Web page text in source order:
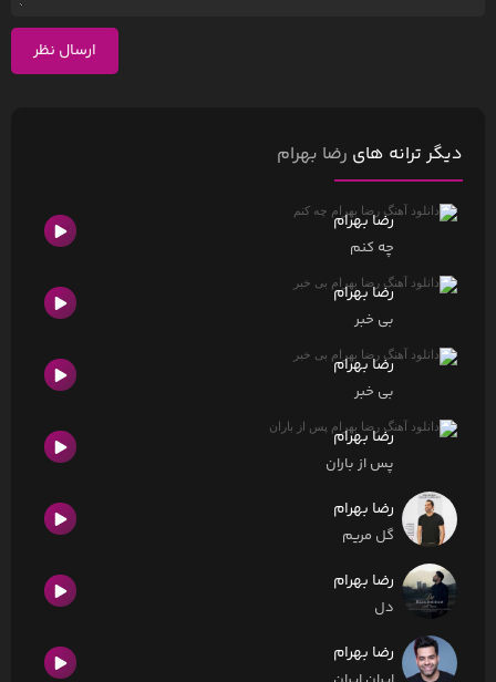
ارسال نظر
دیگر ترانه های رضا بهرام
رضا بهرام
چه کنم
رضا بهرام
بی خبر
رضا بهرام
بی خبر
رضا بهرام
پس از باران
رضا بهرام
گل مریم
رضا بهرام
دل
رضا بهرام